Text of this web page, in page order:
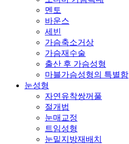
멘토
바운스
세빈
가슴축소거상
가슴재수술
출산 후 가슴성형
마블가슴성형의 특별함
눈성형
자연유착쌍꺼풀
절개법
눈매교정
트임성형
눈밑지방재배치